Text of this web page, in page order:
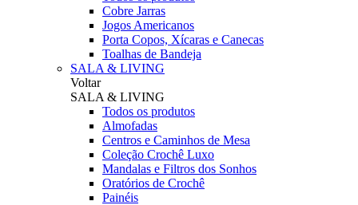
Cobre Jarras
Jogos Americanos
Porta Copos, Xícaras e Canecas
Toalhas de Bandeja
SALA & LIVING
Voltar
SALA & LIVING
Todos os produtos
Almofadas
Centros e Caminhos de Mesa
Coleção Crochê Luxo
Mandalas e Filtros dos Sonhos
Oratórios de Crochê
Painéis